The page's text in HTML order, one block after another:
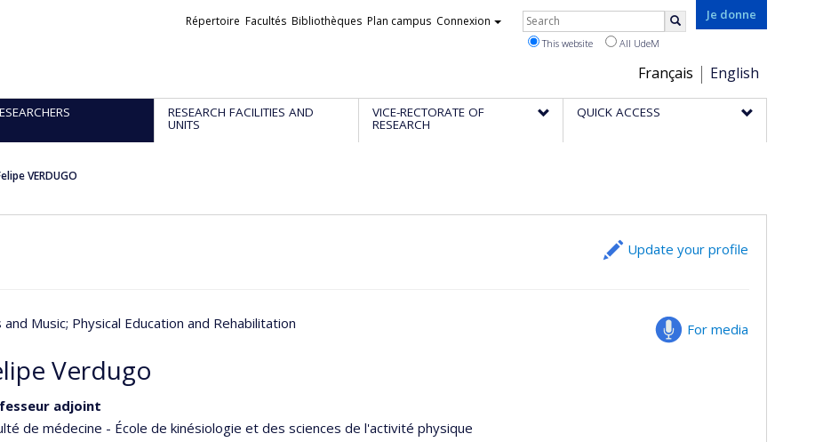
Je donne
Choix
de
la
Français English
Liens
Répertoire Facultés Bibliothèques Plan campus Connexion Rechercher
This website All UdeM
RESEARCH FACILITIES AND
UNITS
VICE-RECTORATE OF
RESEARCH
QUICK ACCESS
VERDUGO
Update your profile
For media
and Music; Physical Education and Rehabilitation
Verdugo
adjoint
de médecine - École de kinésiologie et des sciences de l'activité physique